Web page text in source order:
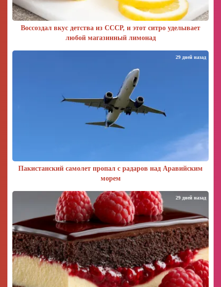
Воссоздал вкус детства из СССР, и этот ситро уделывает
любой магазинный лимонад
Пакистанский самолет пропал с радаров над Аравийским
морем
29 дней назад
29 дней назад